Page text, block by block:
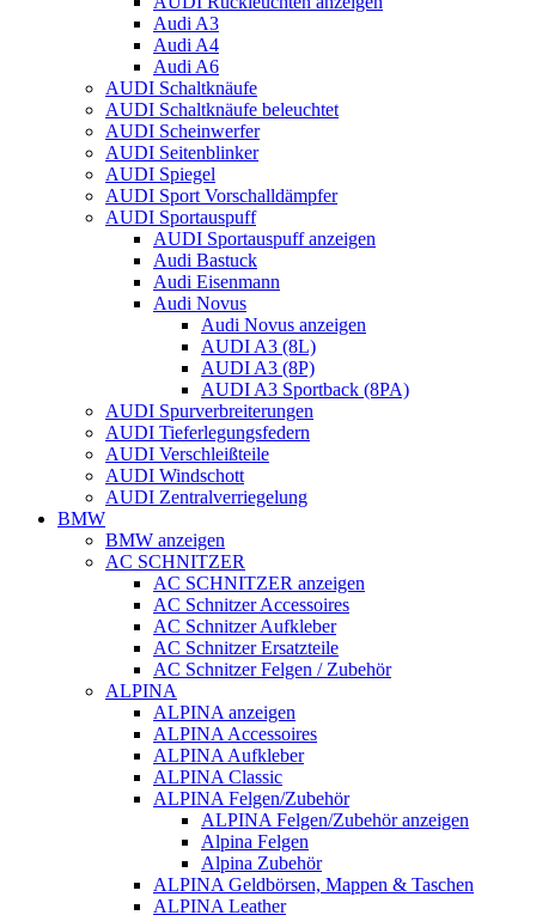
Audi A3
Audi A4
Audi A6
AUDI Schaltknäufe
AUDI Schaltknäufe beleuchtet
AUDI Scheinwerfer
AUDI Seitenblinker
AUDI Spiegel
AUDI Sport Vorschalldämpfer
AUDI Sportauspuff
AUDI Sportauspuff anzeigen
Audi Bastuck
Audi Eisenmann
Audi Novus
Audi Novus anzeigen
AUDI A3 (8L)
AUDI A3 (8P)
AUDI A3 Sportback (8PA)
AUDI Spurverbreiterungen
AUDI Tieferlegungsfedern
AUDI Verschleißteile
AUDI Windschott
AUDI Zentralverriegelung
BMW
BMW anzeigen
AC SCHNITZER
AC SCHNITZER anzeigen
AC Schnitzer Accessoires
AC Schnitzer Aufkleber
AC Schnitzer Ersatzteile
AC Schnitzer Felgen / Zubehör
ALPINA
ALPINA anzeigen
ALPINA Accessoires
ALPINA Aufkleber
ALPINA Classic
ALPINA Felgen/Zubehör
ALPINA Felgen/Zubehör anzeigen
Alpina Felgen
Alpina Zubehör
ALPINA Geldbörsen, Mappen & Taschen
ALPINA Leather